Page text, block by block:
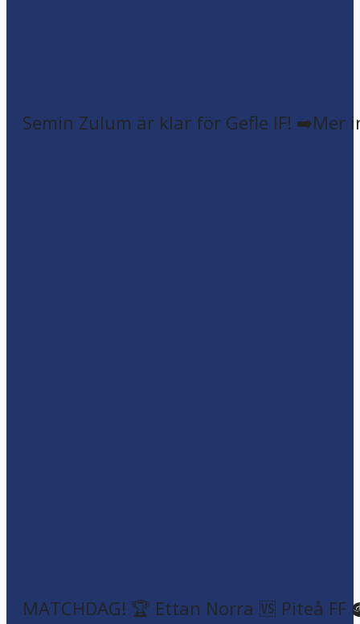
Semin Zulum är klar för Gefle IF! ➡️Mer
MATCHDAG! 🏆 Ettan Norra 🆚 Piteå FF